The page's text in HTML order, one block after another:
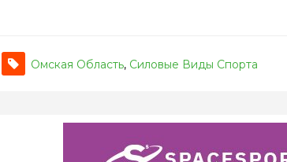
Омская Область, Силовые Виды Спорта